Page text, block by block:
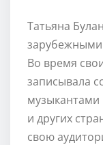
Татьяна
Во время
записывала
и других
свою